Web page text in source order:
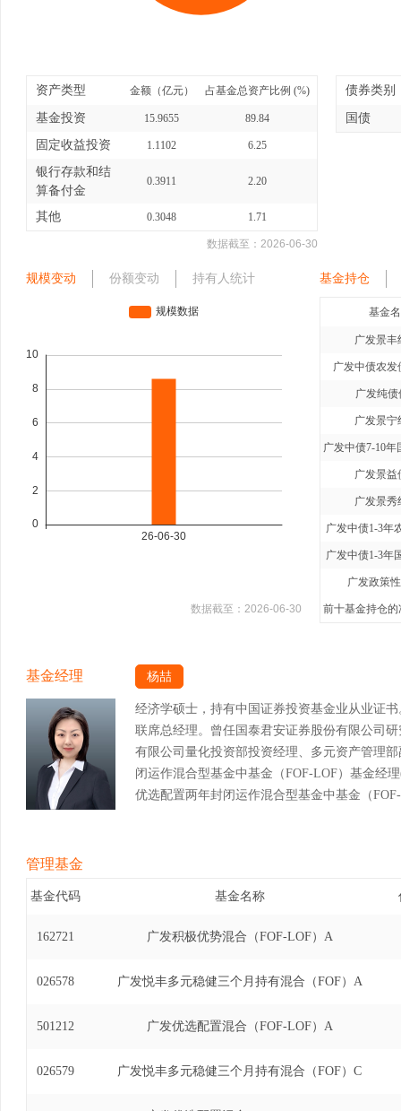
资产类型 金额（亿元） 占基金总资产比例 (%)
基金投资 15.9655 89.84
固定收益投资 1.1102 6.25
银行存款和结
算备付金
0.3911 2.20
其他 0.3048 1.71
数据截至： 2026-06-30
债券类别
国债
规模变动 份额变动 持有人统计
数据截至： 2026-06-30
基金持仓
基金
广发景丰
广发中债农发
广发纯债
广发景宁
广发景益
广发景秀
广发中债1-3年
广发中债1-3年
广发政策
前十基金持仓的
基金经理 杨喆
经济学硕士，持有中国证券投资基金业从业证
联席总经理。曾任国泰君安证券股份有限公司
有限公司量化投资部投资经理、多元资产管理
闭运作混合型基金中基金（FOF-LOF）基金经
优选配置两年封闭运作混合型基金中基金（
管理基金
基金代码 基金名称
162721 广发积极优势混合（FOF-LOF）A
026578 广发悦丰多元稳健三个月持有混合（FOF）A
501212 广发优选配置混合（FOF-LOF）A
026579 广发悦丰多元稳健三个月持有混合（FOF）C